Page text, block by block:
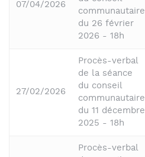
07/04/2026
communautaire
du 26 février
2026 - 18h
27/02/2026
Procès-verbal
de la séance
du conseil
communautaire
du 11 décembre
2025 - 18h
Procès-verbal